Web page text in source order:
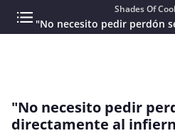
Shades Of Cool
"No necesito pedir
directamente al